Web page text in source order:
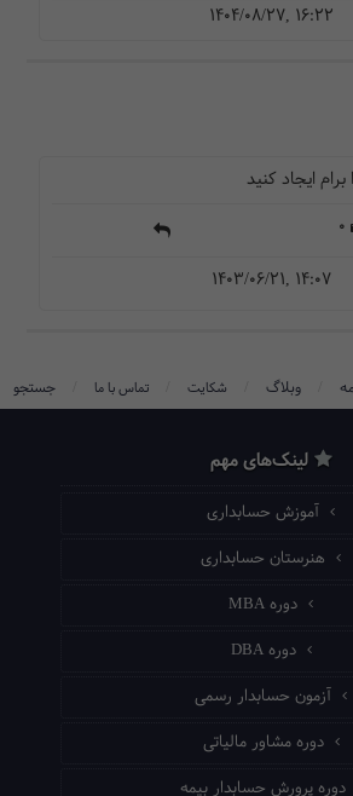
1404/08/27, 16:22
ایجاد کنید
1403/06/21, 14:07
وبلاگ شکایت تماس با ما جستجو
لینک‌های مهم
آموزش حسابداری
هنرستان حسابداری
دوره MBA
دوره DBA
آزمون حسابدار رسمی
دوره مشاور مالیاتی
دوره پرورش حسابدار بیمه